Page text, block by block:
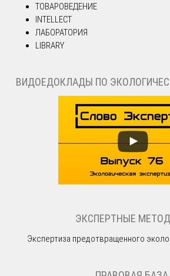
ТОВАРОВЕДЕНИЕ
INTELLECT
ЛАБОРАТОРИЯ
LIBRARY
ВИДОЕДОКЛАДЫ ПО
ЭКСПЕРТНЫЕ
Экспертиза предотвращенного